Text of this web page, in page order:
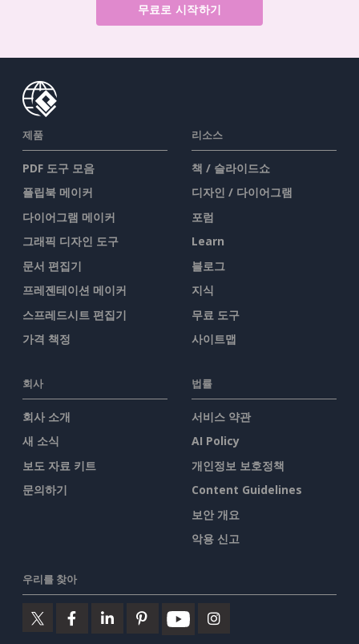
무료로 시작하기
제품
PDF 도구 모음
플립북 메이커
다이어그램 메이커
그래픽 디자인 도구
문서 편집기
프레젠테이션 메이커
스프레드시트 편집기
가격 책정
리소스
책 / 슬라이드쇼
디자인 / 다이어그램
포럼
Learn
블로그
지식
무료 도구
사이트맵
회사
회사 소개
새 소식
보도 자료 키트
문의하기
법률
서비스 약관
AI Policy
개인정보 보호정책
Content Guidelines
보안 개요
악용 신고
우리를 찾아